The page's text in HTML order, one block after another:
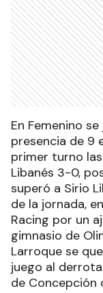
En Femenino
presencia de 9
primer turno
Libanés 3-0,
superó a Sirio
de la jornada,
Racing por un
gimnasio de
Larroque se
juego al
de Concepción